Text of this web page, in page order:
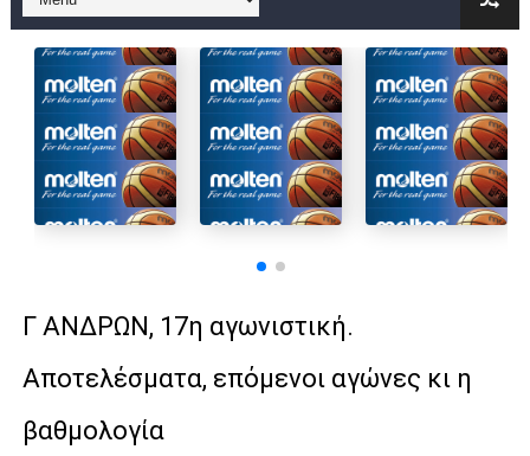
B ΕΦΗΒΩΝ F4 : Χάλκινο το Πέρα 71-56 την Δραπετσώνα στον
Στην National League 2 ο Μανδραϊκός 83-72 τον Εθνικό
Live streaming ΜΠΑΡΑΖ ΑΝΟΔΟΥ ΣΤΗΝ NL 2 : ΑΥΡΙΟ
Β΄ ΕΦΗΒΩΝ F4 : Εντυπωσιακός ο Ρέντης στον τελικό 104-77
Γ ΑΝΔΡΩΝ, 17η αγωνιστική.
Αποτελέσματα, επόμενοι αγώνες κι η
βαθμολογία